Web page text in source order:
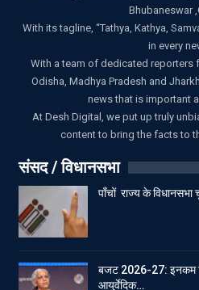
Bhubaneswar
With its tagline, “Tathya, Kathya,
in every
With a team of dedicated reporters
Odisha, Madhya Pradesh and
news that is important
At Desh Digital, we put up truly
content to bring the facts to
संसद / विधानसभा
पाँचों राज्य के
बजट 2026-27: इनकम
आयुर्वेदिक…